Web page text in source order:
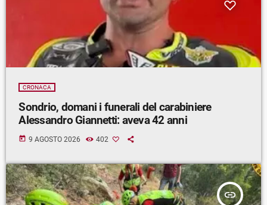
CRONACA
Sondrio, domani i funerali del carabiniere
Alessandro Giannetti: aveva 42 anni
today 9 AGOSTO 2026 402
insert_link